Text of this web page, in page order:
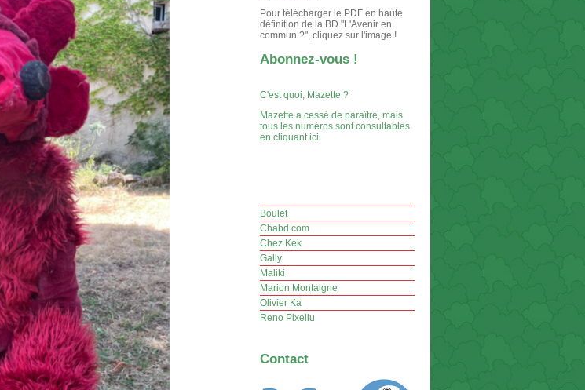
Pour télécharger le PDF en haute
définition de la BD "L'Avenir en
commun ?", cliquez sur l'image !
Abonnez-vous !
C'est quoi, Mazette ?
Mazette a cessé de paraître, mais
tous les numéros sont consultables
en cliquant ici
Boulet
Chabd.com
Chez Kek
Gally
Maliki
Marion Montaigne
Olivier Ka
Reno Pixellu
Contact